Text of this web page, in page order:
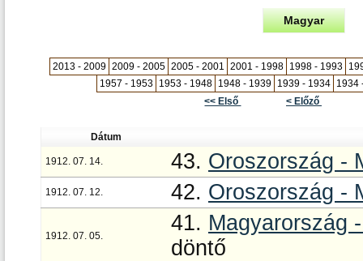
Magyar
2013 - 2009 2009 - 2005 2005 - 2001 2001 - 1998 1998 - 1993
1957 - 1953 1953 - 1948 1948 - 1939 1939 - 1934 1934
<< Első
< Előző
Dátum
1912. 07. 14. 43. Oroszország -
1912. 07. 12. 42. Oroszország -
1912. 07. 05.
41. Magyarország
döntő